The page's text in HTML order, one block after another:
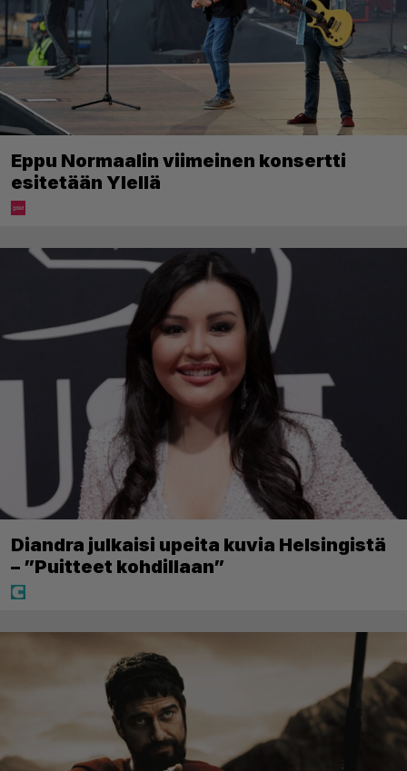
Eppu Normaalin viimeinen konsertti
esitetään Ylellä
Diandra julkaisi upeita kuvia Helsingistä
– ”Puitteet kohdillaan”